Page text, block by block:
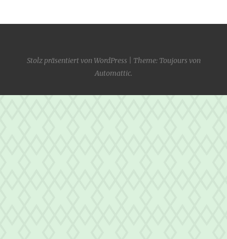
Stolz präsentiert von WordPress
Theme: Toujours von
Automattic.